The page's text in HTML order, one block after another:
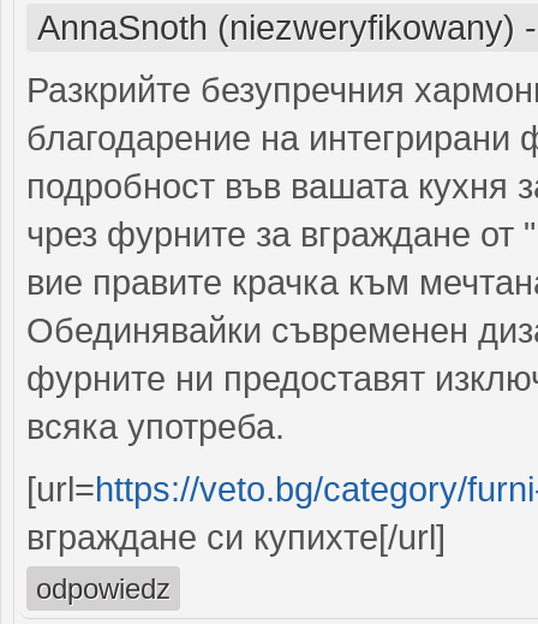
AnnaSnoth (niezweryfikowany)
Разкрийте безупречния
благодарение на интегрирани
подробност във вашата кухня
чрез фурните за вграждане от
вие правите крачка към
Обединявайки съвременен
фурните ни предоставят
всяка употреба.
[url=https://veto.bg/category/
вграждане си купихте[/url]
odpowiedz